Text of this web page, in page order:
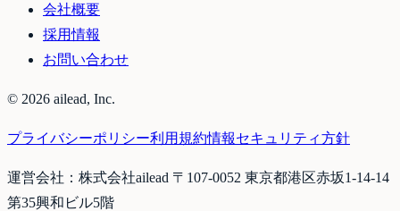
会社概要
採用情報
お問い合わせ
© 2026 ailead, Inc.
プライバシーポリシー利用規約情報セキュリティ方針
運営会社：株式会社ailead 〒107-0052 東京都港区赤坂1-14-14
第35興和ビル5階